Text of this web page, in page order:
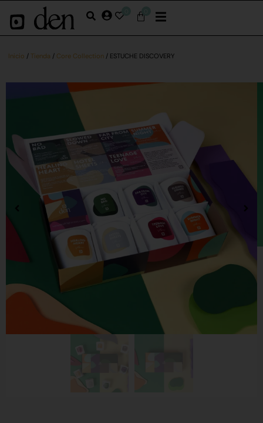
Inicio / Tienda / Core Collection / ESTUCHE DISCOVERY